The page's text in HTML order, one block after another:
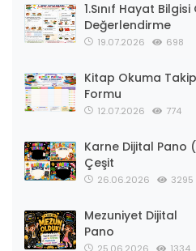
1.Sınıf Hayat
Değerlendirme
19.07.2026 698
Kitap Okuma Takip
Formu
12.07.2026 774
Karne Dijital Pano
Çeşit
26.06.2026 3295
Mezuniyet Dijital
Pano